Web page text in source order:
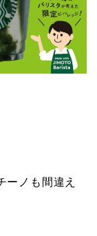
ーノも間違え